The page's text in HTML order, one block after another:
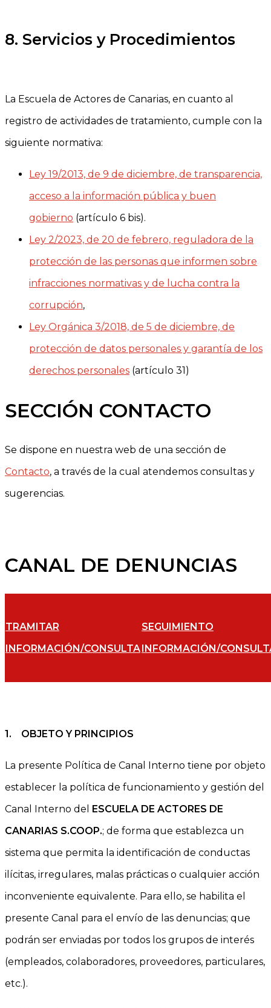
8. Servicios y Procedimientos
La Escuela de Actores de Canarias, en cuanto al
registro de actividades de tratamiento, cumple con la
siguiente normativa:
Ley 19/2013, de 9 de diciembre, de transparencia,
acceso a la información pública y buen
gobierno (artículo 6 bis).
Ley 2/2023, de 20 de febrero, reguladora de la
protección de las personas que informen sobre
infracciones normativas y de lucha contra la
corrupción,
Ley Orgánica 3/2018, de 5 de diciembre, de
protección de datos personales y garantía de los
derechos personales (artículo 31)
SECCIÓN CONTACTO
Se dispone en nuestra web de una sección de
Contacto, a través de la cual atendemos consultas y
sugerencias.
CANAL DE DENUNCIAS
TRAMITAR
INFORMACIÓN/CONSULTA
SEGUIMIENTO
INFORMACIÓN/
1. OBJETO Y PRINCIPIOS
La presente Política de Canal Interno tiene por objeto
establecer la política de funcionamiento y gestión del
Canal Interno del
ESCUELA DE ACTORES DE
CANARIAS S.COOP.; de forma que establezca un
sistema que permita la identificación de conductas
ilícitas, irregulares, malas prácticas o cualquier acción
inconveniente equivalente. Para ello, se habilita el
presente Canal para el envío de las denuncias; que
podrán ser enviadas por todos los grupos de interés
(empleados, colaboradores, proveedores, particulares,
etc.).